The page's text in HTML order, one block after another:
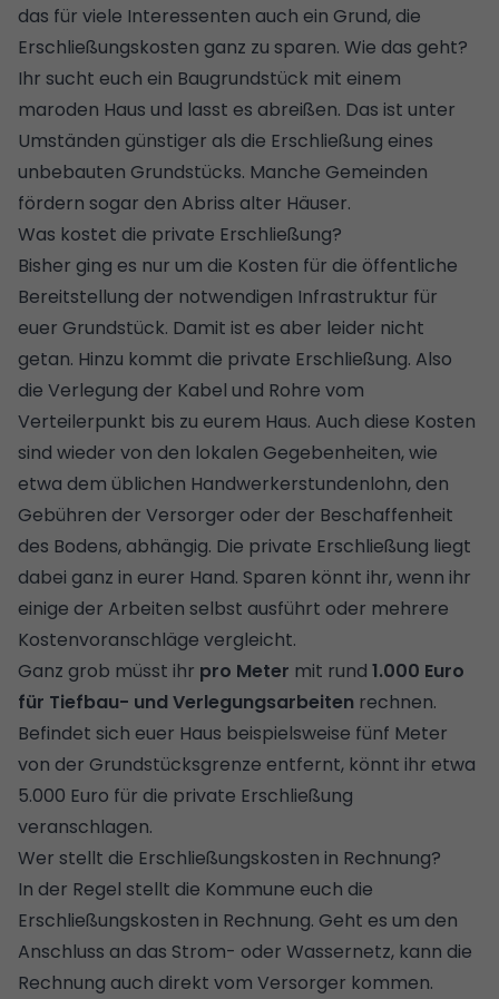
das für viele Interessenten auch ein Grund, die
Erschließungskosten ganz zu sparen. Wie das geht?
Ihr sucht euch ein Baugrundstück mit einem
maroden Haus und lasst es abreißen. Das ist unter
Umständen günstiger als die Erschließung eines
unbebauten Grundstücks. Manche Gemeinden
fördern sogar den Abriss alter Häuser.
Was kostet die private Erschließung?
Bisher ging es nur um die Kosten für die öffentliche
Bereitstellung der notwendigen Infrastruktur für
euer Grundstück. Damit ist es aber leider nicht
getan. Hinzu kommt die private Erschließung. Also
die Verlegung der Kabel und Rohre vom
Verteilerpunkt bis zu eurem Haus. Auch diese Kosten
sind wieder von den lokalen Gegebenheiten, wie
etwa dem üblichen Handwerkerstundenlohn, den
Gebühren der Versorger oder der Beschaffenheit
des Bodens, abhängig. Die private Erschließung liegt
dabei ganz in eurer Hand. Sparen könnt ihr, wenn ihr
einige der Arbeiten selbst ausführt oder mehrere
Kostenvoranschläge vergleicht.
Ganz grob müsst ihr pro Meter mit rund 1.000 Euro
für Tiefbau- und Verlegungsarbeiten rechnen.
Befindet sich euer Haus beispielsweise fünf Meter
von der Grundstücksgrenze entfernt, könnt ihr etwa
5.000 Euro für die private Erschließung
veranschlagen.
Wer stellt die Erschließungskosten in Rechnung?
In der Regel stellt die Kommune euch die
Erschließungskosten in Rechnung. Geht es um den
Anschluss an das Strom- oder Wassernetz, kann die
Rechnung auch direkt vom Versorger kommen.